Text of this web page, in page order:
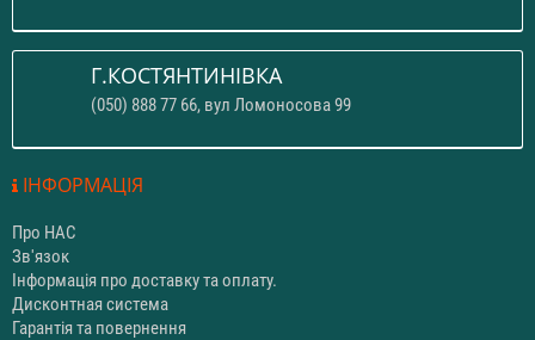
Г.КОСТЯНТИНІВКА
(050) 888 77 66, вул Ломоносова 99
ІНФОРМАЦІЯ
Про НАС
Зв'язок
Інформація про доставку та оплату.
Дисконтная система
Гарантія та повернення